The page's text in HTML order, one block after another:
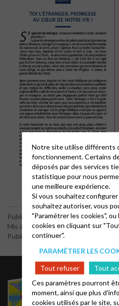
Publié le 6 juillet 2016
Mis à jour le 7 février 2018
Publié par le webmaster
Notre site utilise différents
fonctionnement. Certains
déposés par des services
statistique pour nous
une meilleure expérience.
Si vous souhaitez
souhaitez autoriser, vous
"Paramétrer les cookies",
cookies en cliquant sur
continuer".
PARAMÉTRER LES
Tout refuser
Tout
Ces paramètres pourront
moment, ainsi que plus
cookies utilisés par le site,